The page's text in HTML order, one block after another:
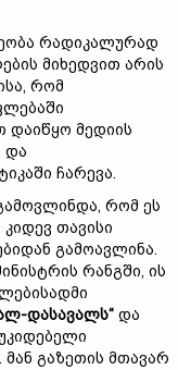
რადიკალურად
მიხედვით არის
რომ
დაიწყო მედიის
და
ჩარევა.
რომ ეს
კიდევ თავისი
გამოავლინა.
რანგში, ის
-დასავალს“ და
გაზეთის მთავარ